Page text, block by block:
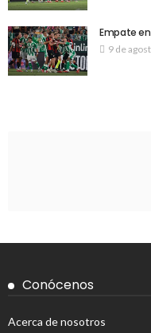
Empate
9 de
Conócenos
Acerca de nosotros